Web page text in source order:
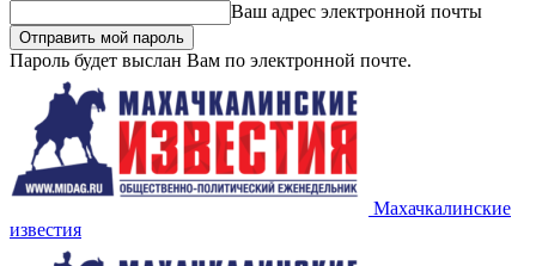
Ваш адрес электронной почты
Пароль будет выслан Вам по электронной почте.
Махачкалинские
известия